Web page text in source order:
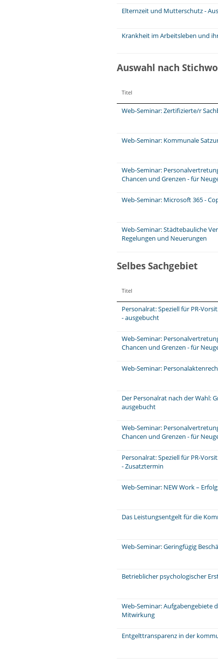
Elternzeit und Mutterschutz -
Krankheit im Arbeitsleben und
Auswahl nach
Titel
Web-Seminar: Zertifizierte/r
Web-Seminar: Kommunale
Web-Seminar:
Chancen und Grenzen - für
Web-Seminar: Microsoft 365 -
Web-Seminar: Städtebauliche
Regelungen und Neuerungen
Selbes Sachgebiet
Titel
Personalrat: Speziell für PR-
- ausgebucht
Web-Seminar:
Chancen und Grenzen - für
Web-Seminar:
Der Personalrat nach der Wahl:
ausgebucht
Web-Seminar:
Chancen und Grenzen - für
Personalrat: Speziell für PR-
- Zusatztermin
Web-Seminar: NEW Work –
Das Leistungsentgelt für die
Web-Seminar: Geringfügig
Betrieblicher psychologischer
Web-Seminar: Aufgabengebiete
Mitwirkung
Entgelttransparenz in der